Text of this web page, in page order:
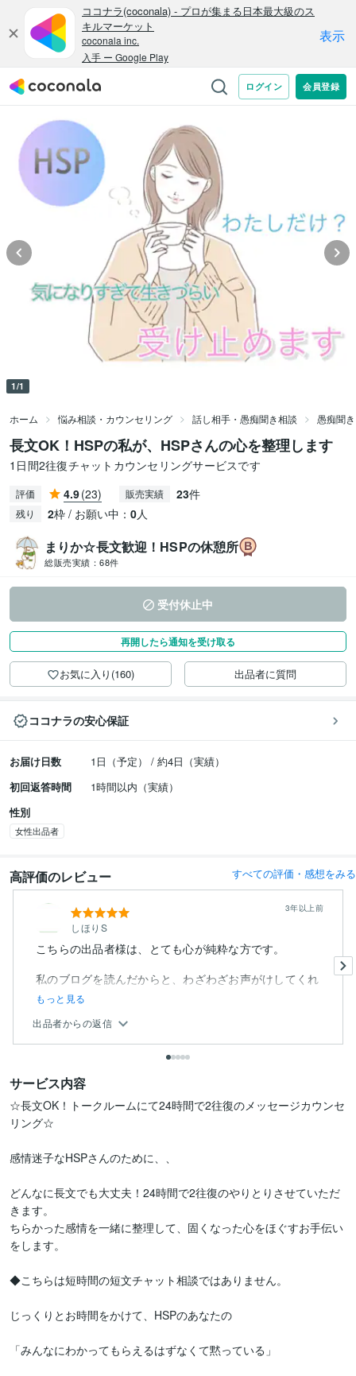
1/1
ホーム 悩み相談・カウンセリング 話し相手・愚痴聞き相談 愚痴聞
長文OK！HSPの私が、HSPさんの心を整理します
1日間2往復チャットカウンセリングサービスです
評価 4.9(23) 販売実績 23件
残り 2枠 / お願い中： 0人
まりか☆長文歓迎！HSPの休憩所
総販売実績： 68件
受付休止中
再開したら通知を受け取る
お気に入り(160) 出品者に質問
ココナラの安心保証
お届け日数
1日（予定） / 約4日（実績）
初回返答時間
1時間以内（実績）
性別
女性出品者
高評価のレビュー すべての評価・感想をみる
しほりS
3年以上前
こちらの出品者様は、とても心が純粋な方です。
私のブログを読んだからと、わざわざお声がけしてくれ
て
もっと見る
出品者からの返信
サービス内容
☆長文OK！トークルームにて24時間で2往復のメッセージカウンセ
リング☆
感情迷子なHSPさんのために、、
どんなに長文でも大丈夫！24時間で2往復のやりとりさせていただ
きます。
ちらかった感情を一緒に整理して、固くなった心をほぐすお手伝い
をします。
◆こちらは短時間の短文チャット相談ではありません。
じっくりとお時間をかけて、HSPのあなたの
「みんなにわかってもらえるはずなくて黙っている」